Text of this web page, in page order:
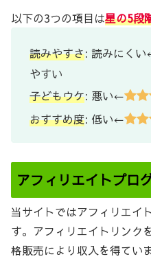
以下の3つの項目は星の5段
読みやすさ: 読みにく
やすい
子どもウケ: 悪い←
おすすめ度: 低い←
アフィリエイトプロ
当サイトではアフィリエイ
す。アフィリエイトリンク
格販売により収入を得てい